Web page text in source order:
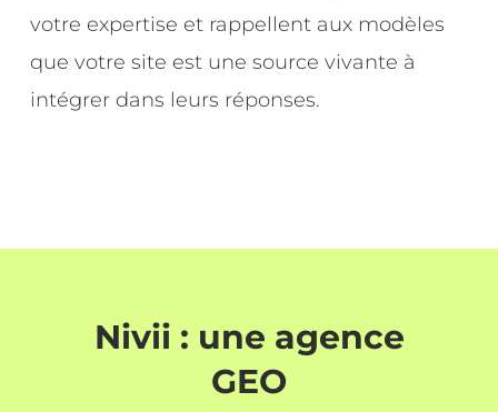
votre expertise et rappellent aux modèles
que votre site est une source vivante à
intégrer dans leurs réponses.
Nivii : une agence
GEO